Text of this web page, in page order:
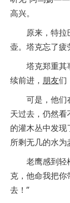
高兴。
原来，特拉
壶。塔克忘了疲
塔克郑重其
续前进， 朋友们
可是，他们
天过去，仍然
的灌木丛中发
所剩无几的水为
老鹰感到轻
克，他命我把
去！”